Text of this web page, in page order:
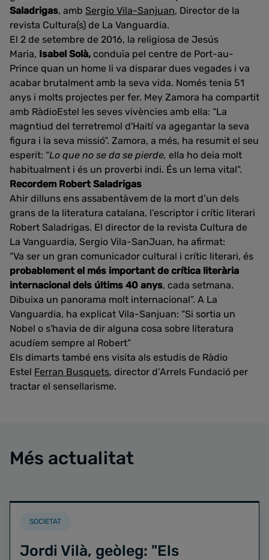
Saladrigas, amb Sergio Vila-Sanjuan, Director de la
revista Cultura(s) de La Vanguardia.
El 2 de setembre de 2016, la religiosa de Jesús
Maria, Isabel Solà, conduïa pel centre de Port-au-
Prince quan un home li va disparar dues vegades i va
acabar brutalment amb la seva vida. Només tenia 51
anys i molts projectes per fer. Mey Zamora ha compartit
amb RàdioEstel les seves vivències amb ella: “La
magntiud del terretremol d'Haití va agegantar la seva
figura i la seva missió”. Zamora, a més, ha resumit el seu
esperit: “Lo que no se da se pierde, ella ho deia molt
habitualment i és un proverbi indi. És un lema vital”.
Recordem Robert Saladrigas
Ahir dilluns ens assabentàvem de la mort d’un dels
grans de la literatura catalana, l’escriptor i crític literari
Robert Saladrigas. El director de la revista Cultura de
La Vanguardia, Sergio Vila-SanJuan, ha afirmat:
“Va ser un gran comunicador cultural i crític literari, és
probablement el més important de crítica literària
internacional dels últims 40 anys, cada setmana.
Dibuixa un panorama molt internacional”. A La
Vanguardia, ha explicat Vila-Sanjuan: “Si sortia un
Nobel o s'havia de dir alguna cosa sobre literatura
acudíem sempre al Robert”
Els dimarts també ens visita als estudis de Ràdio
Estel Ferran Busquets, director d’Arrels Fundació per
tractar el sensellarisme.
Més actualitat
SOCIETAT
Jordi Vilà, geòleg: "Els